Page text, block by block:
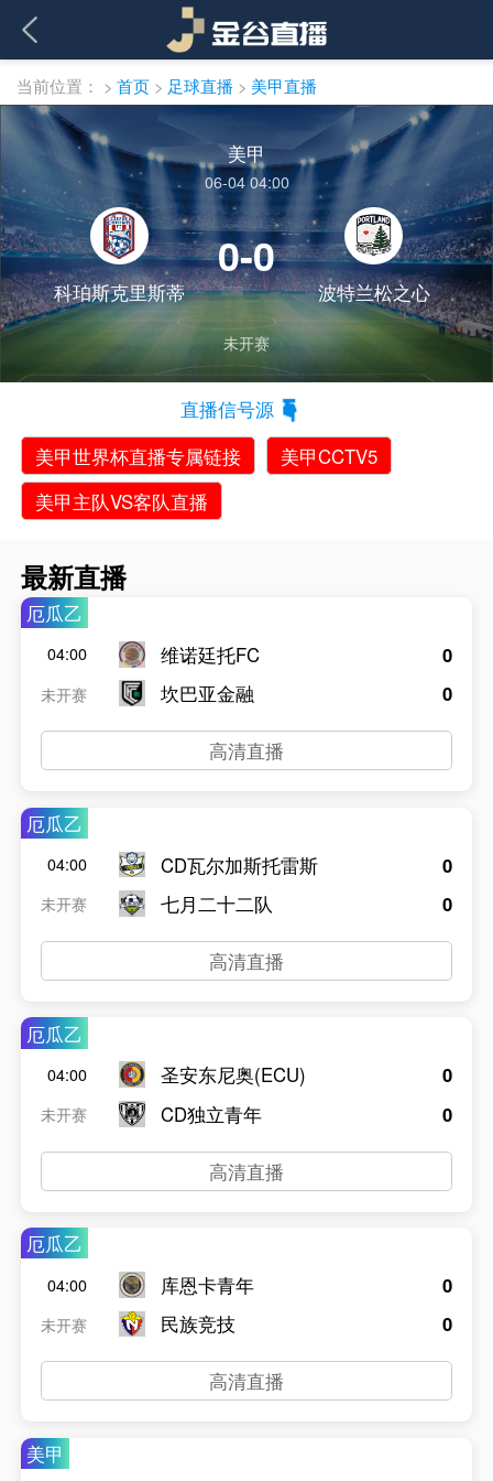
当前位置： > 首页 > 足球直播 > 美甲直播
美甲
06-04 04:00
科珀斯克里斯蒂
0-0
波特兰松之心
未开赛
直播信号源
美甲世界杯直播专属链接
美甲CCTV5
美甲主队VS客队直播
最新直播
厄瓜乙
04:00
未开赛
维诺廷托FC
坎巴亚金融
0
0
高清直播
厄瓜乙
04:00
未开赛
CD瓦尔加斯托雷斯
七月二十二队
0
0
高清直播
厄瓜乙
04:00
未开赛
圣安东尼奥(ECU)
CD独立青年
0
0
高清直播
厄瓜乙
04:00
未开赛
库恩卡青年
民族竞技
0
0
高清直播
美甲